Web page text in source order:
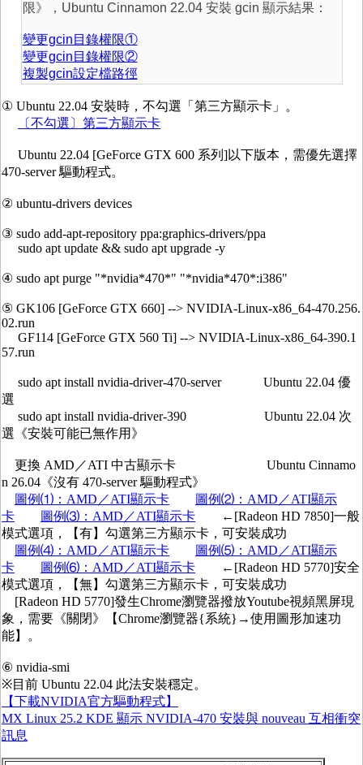
限》，Ubuntu Cinnamon 22.04 安裝 gcin 顯示結果：
變更gcin目錄權限①
變更gcin目錄權限②
複製gcin設定檔路徑
① Ubuntu 22.04 安裝時，不勾選「第三方顯示卡」。
〔不勾選〕第三方顯示卡
Ubuntu 22.04 [GeForce GTX 600 系列]以下版本，需優先選擇
470-server 驅動程式。
② ubuntu-drivers devices
③ sudo add-apt-repository ppa:graphics-drivers/ppa
sudo apt update && sudo apt upgrade -y
④ sudo apt purge "*nvidia*470*" "*nvidia*470*:i386"
⑤ GK106 [GeForce GTX 660] --> NVIDIA-Linux-x86_64-470.256.
02.run
GF114 [GeForce GTX 560 Ti] --> NVIDIA-Linux-x86_64-390.1
57.run
sudo apt install nvidia-driver-470-server Ubuntu 22.04 優
選
sudo apt install nvidia-driver-390 Ubuntu 22.04 次
選《安裝可能已無作用》
更換 AMD／ATI 中古顯示卡 Ubuntu Cinnamo
n 26.04《沒有 470-server 驅動程式》
圖例⑴：AMD／ATI顯示卡
圖例⑵：AMD／ATI顯示
卡
圖例⑶：AMD／ATI顯示卡 ←[Radeon HD 7850]一般
模式選項，【有】勾選第三方顯示卡，可安裝成功
圖例⑷：AMD／ATI顯示卡
圖例⑸：AMD／ATI顯示
卡
圖例⑹：AMD／ATI顯示卡 ←[Radeon HD 5770]安全
模式選項，【無】勾選第三方顯示卡，可安裝成功
[Radeon HD 5770]發生Chrome瀏覽器撥放Youtube視頻黑屏現
象，需要《關閉》【Chrome瀏覽器{系統}→使用圖形加速功
能】。
⑥ nvidia-smi
※目前 Ubuntu 22.04 此法安裝穩定。
【下載NVIDIA官方驅動程式】
MX Linux 25.2 KDE 顯示 NVIDIA-470 安裝與 nouveau 互相衝突
訊息